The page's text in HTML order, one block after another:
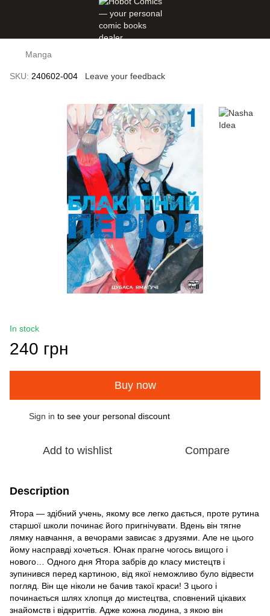
Manga
SKU: 240602-004 Leave your feedback
In stock
240 грн
Buy now
Sign in to see your personal discount
Add to wishlist Compare
Description
Ятора — здібний учень, якому все легко дається, проте рутина
старшої школи починає його пригнічувати. Вдень він тягне
лямку навчання, а вечорами зависає з друзями. Але не цього
йому насправді хочеться. Юнак прагне чогось вищого і
нового… Одного дня Ятора забрів до класу мистецтв і
зупинився перед картиною, від якої неможливо було відвести
погляд. Він ще ніколи не бачив такої краси! З цього і
починається шлях хлопця до мистецтва, сповнений цікавих
знайомств і відкриттів. Адже кожна людина, з якою він